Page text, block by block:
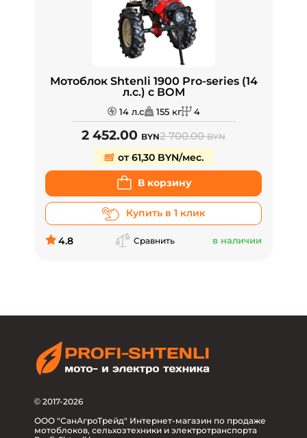
Мотоблок Shtenli 1900 Pro-series (14
л.с.) с ВОМ
14 л.с 155 кг 4
2 452.00 BYN2 700.00BYN
от 61,30 BYN/мес.
В корзину
Купить в 1 клик
4.8 Сравнить в наличии
© 2017-2026
ООО "СанАгроТрейд" Интернет-магазин по продаже
мотоблоков, сельхозтехники и электротранспорта